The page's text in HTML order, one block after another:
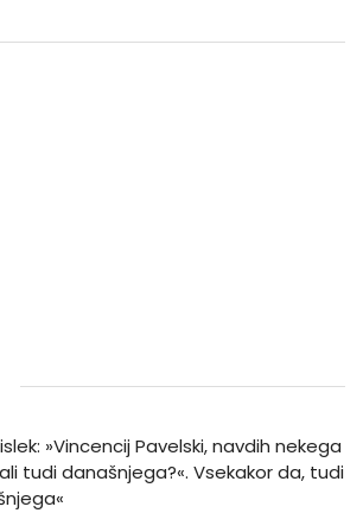
»Vincencij Pavelski, navdih nekega
tudi današnjega?«. Vsekakor da, tudi